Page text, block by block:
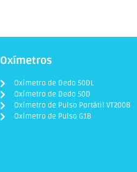
Oxímetros
Oxímetro de Dedo 50DL
Oxímetro de Dedo 50D
Oxímetro de Pulso Portátil VT200B
Oxímetro de Pulso G1B